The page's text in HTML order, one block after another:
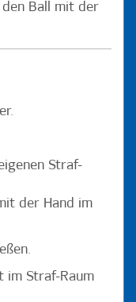
Ball mit der
Straf-
der Hand im
im Straf-Raum